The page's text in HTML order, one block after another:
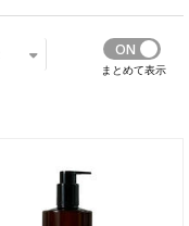
まとめて表示